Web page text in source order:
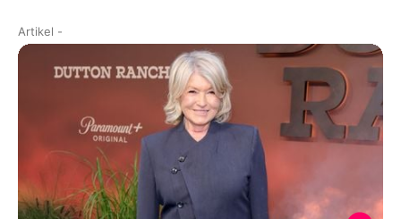
Artikel -